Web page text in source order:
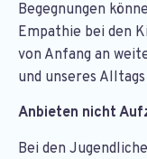
Begegnungen
Empathie bei den
von Anfang an
und unseres
Anbieten nicht
Bei den